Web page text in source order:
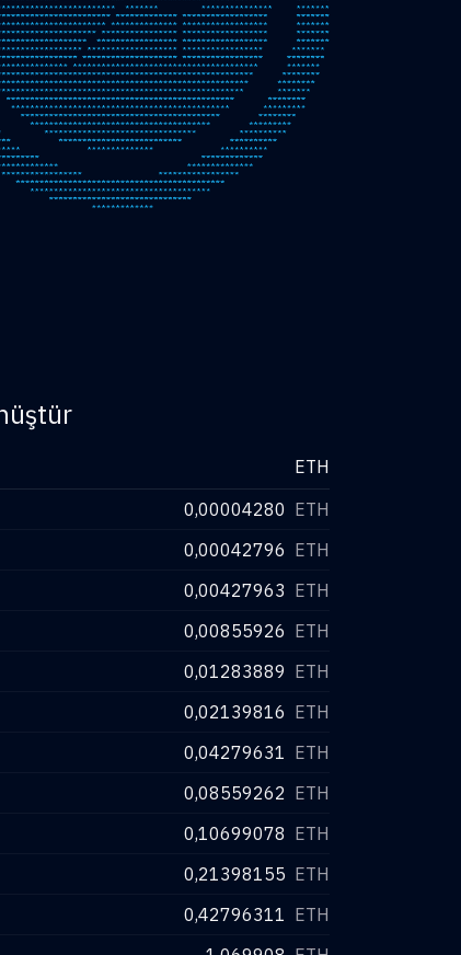
ETH
0,00004280 ETH
0,00042796 ETH
0,00427963 ETH
0,00855926 ETH
0,01283889 ETH
0,02139816 ETH
0,04279631 ETH
0,08559262 ETH
0,10699078 ETH
0,21398155 ETH
0,42796311 ETH